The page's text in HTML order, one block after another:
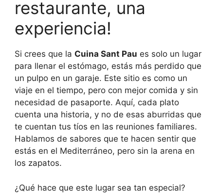
restaurante, una
experiencia!
Si crees que la Cuina Sant Pau es solo un lugar
para llenar el estómago, estás más perdido que
un pulpo en un garaje. Este sitio es como un
viaje en el tiempo, pero con mejor comida y sin
necesidad de pasaporte. Aquí, cada plato
cuenta una historia, y no de esas aburridas que
te cuentan tus tíos en las reuniones familiares.
Hablamos de sabores que te hacen sentir que
estás en el Mediterráneo, pero sin la arena en
los zapatos.
¿Qué hace que este lugar sea tan especial?